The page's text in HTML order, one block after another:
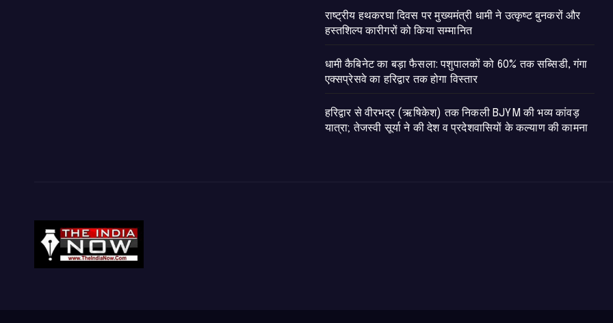
राष्ट्रीय हथकरघा दिवस पर मुख्यमंत्री धामी ने उत्कृष्ट बुनकरों और
हस्तशिल्प कारीगरों को किया सम्मानित
​धामी कैबिनेट का बड़ा फैसला: पशुपालकों को 60% तक सब्सिडी, गंगा
एक्सप्रेसवे का हरिद्वार तक होगा विस्तार
​हरिद्वार से वीरभद्र (ऋषिकेश) तक निकली BJYM की भव्य कांवड़
यात्रा; तेजस्वी सूर्या ने की देश व प्रदेशवासियों के कल्याण की कामना